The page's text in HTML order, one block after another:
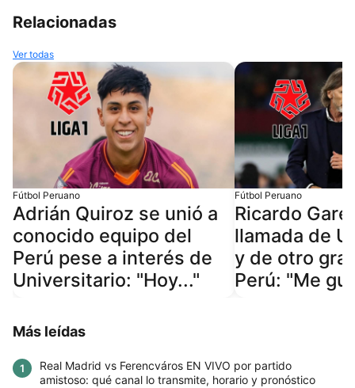
Relacionadas
Ver todas
Fútbol Peruano
Adrián Quiroz se unió a
conocido equipo del
Perú pese a interés de
Universitario: "Hoy..."
Fútbol Peruano
Ricardo
llamada de
y de otro
Perú: "Me
Más leídas
1
Real Madrid vs Ferencváros EN VIVO por partido
amistoso: qué canal lo transmite, horario y pronóstico